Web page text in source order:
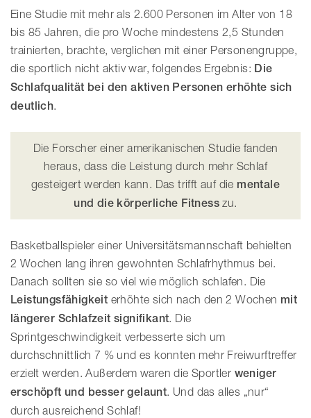
Eine Studie mit mehr als 2.600 Personen im Alter von 18
bis 85 Jahren, die pro Woche mindestens 2,5 Stunden
trainierten, brachte, verglichen mit einer Personengruppe,
die sportlich nicht aktiv war, folgendes Ergebnis: Die
Schlafqualität bei den aktiven Personen erhöhte sich
deutlich.
Die Forscher einer amerikanischen Studie fanden
heraus, dass die Leistung durch mehr Schlaf
gesteigert werden kann. Das trifft auf die mentale
und die körperliche Fitness zu.
Basketballspieler einer Universitätsmannschaft behielten
2 Wochen lang ihren gewohnten Schlafrhythmus bei.
Danach sollten sie so viel wie möglich schlafen. Die
Leistungsfähigkeit erhöhte sich nach den 2 Wochen mit
längerer Schlafzeit signifikant. Die
Sprintgeschwindigkeit verbesserte sich um
durchschnittlich 7 % und es konnten mehr Freiwurftreffer
erzielt werden. Außerdem waren die Sportler weniger
erschöpft und besser gelaunt. Und das alles „nur“
durch ausreichend Schlaf!